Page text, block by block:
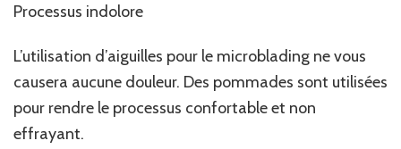
Processus indolore
L’utilisation d’aiguilles pour le microblading ne vous
causera aucune douleur. Des pommades sont utilisées
pour rendre le processus confortable et non
effrayant.